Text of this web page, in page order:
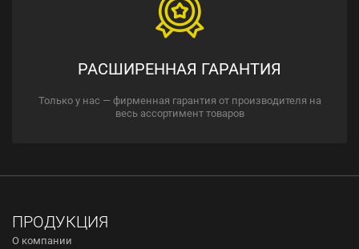
РАСШИРЕННАЯ ГАРАНТИЯ
Только у нас — фирменная гарантия от производителя на
весь ассортимент товаров
ПРОДУКЦИЯ
О компании